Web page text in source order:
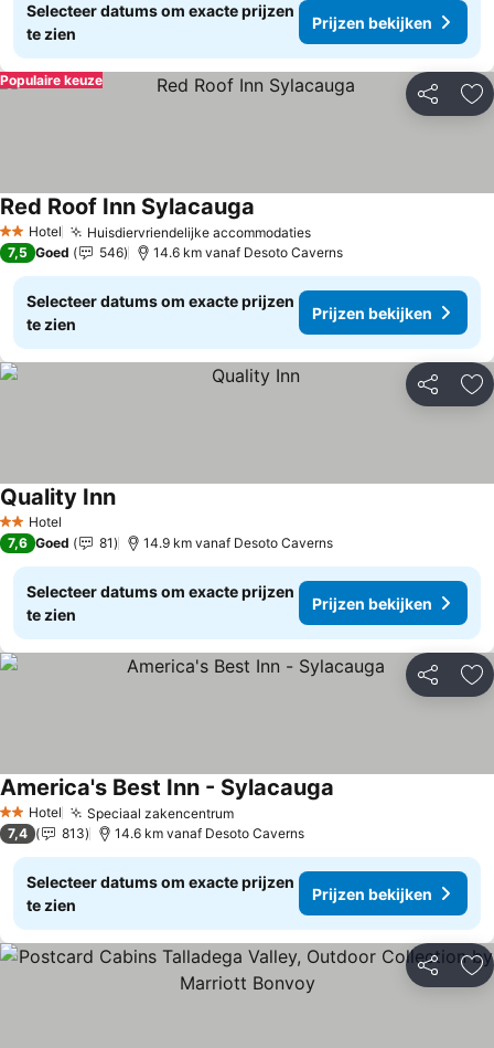
Selecteer datums om exacte prijzen
te zien
Prijzen bekijken
Delen
Populaire keuze
2 Sterren
Hotel Huisdiervriendelijke accommodaties
Red Roof Inn Sylacauga
7,5 Goed 546 14.6 km vanaf Desoto Caverns
Selecteer datums om exacte prijzen
te zien
Prijzen bekijken
Delen
2 Sterren
Hotel
Quality Inn
7,6 Goed 81 14.9 km vanaf Desoto Caverns
Selecteer datums om exacte prijzen
te zien
Prijzen bekijken
Delen
2 Sterren
Hotel Speciaal zakencentrum
America's Best Inn - Sylacauga
7,4 813 14.6 km vanaf Desoto Caverns
Selecteer datums om exacte prijzen
te zien
Prijzen bekijken
Delen